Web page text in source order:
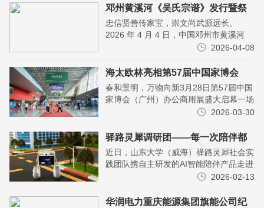
伴，时代天使联...
邓州黄溪河《吴氏宗谱》发行暨祭
祖大典隆重举行
忠信贤善传家宝，崇文尚武源远长。
2026 年 4 月 4 日，中国邓州市黄溪河
2020V10.0版《吴氏宗谱》发行暨丙午年
吴...
2026-04-08
海太欧林亮相第57届中国家博会
（广州） 启幕未来办公新境
春和景明，万物向新3月28日第57届中国
家博会（广州）办公商用展盛大启幕一场
关于未来办公的深度探索由此正式开启海
心主题...
2026-03-30
驿路灵犀调研团——每一次陪伴都
是心有灵犀
近日，山东大学（威海）驿路灵犀社会实
践团队携自主研发的AI智能陪伴产品走进
各地中小学校与教育机构，与孩子们开展
伴为心，深入基...
2026-02-13
华润电力重庆能源集团旗能公司纪